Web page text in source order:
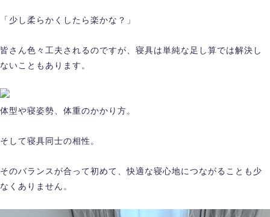
「少し柔らかくしたら楽かな？」
皆さん色々工夫されるのですが、寝具は単純な足し算では解決し
ないこともあります。
体型や寝姿勢、体重のかかり方。
そして寝具同士の相性。
そのバランスが合って初めて、快適な寝心地につながることも少
なくありません。